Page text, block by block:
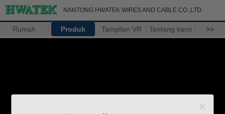
NANTONG HWATEK WIRES AND CABLE CO.,LTD.
Rumah Produk Tampilan VR Tentang kami >>